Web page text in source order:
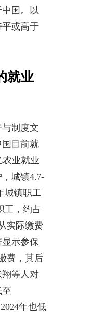
国。以
平或高于
就业
制度文
目前就
农业就业
城镇4.7-
城镇职工
工，约占
实际缴费
示参保
费，其后
等人对
年也低